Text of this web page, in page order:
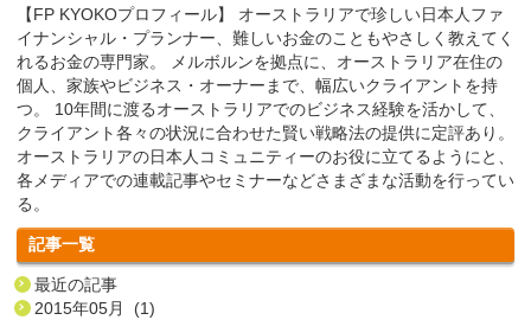
【FP KYOKOプロフィール】 オーストラリアで珍しい日本人ファ
イナンシャル・プランナー、難しいお金のこともやさしく教えてく
れるお金の専門家。 メルボルンを拠点に、オーストラリア在住の
個人、家族やビジネス・オーナーまで、幅広いクライアントを持
つ。 10年間に渡るオーストラリアでのビジネス経験を活かして、
クライアント各々の状況に合わせた賢い戦略法の提供に定評あり。
オーストラリアの日本人コミュニティーのお役に立てるようにと、
各メディアでの連載記事やセミナーなどさまざまな活動を行ってい
る。
記事一覧
最近の記事
2015年05月 (1)